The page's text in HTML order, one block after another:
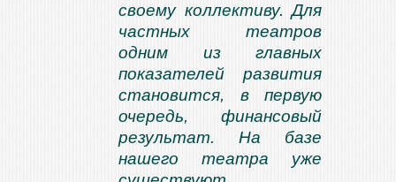
своему коллективу. Для
частных театров
одним из главных
показателей развития
становится, в первую
очередь, финансовый
результат. На базе
нашего театра уже